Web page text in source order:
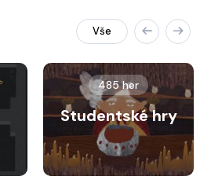
Vše
485 her
Studentské hry